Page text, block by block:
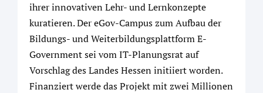
ihrer innovativen Lehr- und Lernkonzepte
kuratieren. Der eGov-Campus zum Aufbau der
Bildungs- und Weiterbildungsplattform E-
Government sei vom IT-Planungsrat auf
Vorschlag des Landes Hessen initiiert worden.
Finanziert werde das Projekt mit zwei Millionen